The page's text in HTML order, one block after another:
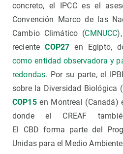
concreto, el IPCC es el
Convención Marco de las
Cambio Climático (CMNUCC
recienteCOP27 en Egipto,
como entidad observadora y
redondas. Por su parte, el
sobre la Diversidad Biológica (
COP15en Montreal (Canadá)
donde el CREAF
El CBD forma parte del
Unidas para el Medio